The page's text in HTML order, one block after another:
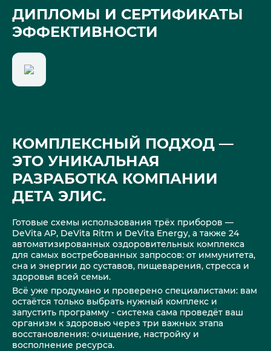
ДИПЛОМЫ И СЕРТИФИКАТЫ
ЭФФЕКТИВНОСТИ
КОМПЛЕКСНЫЙ ПОДХОД —
ЭТО УНИКАЛЬНАЯ
РАЗРАБОТКА КОМПАНИИ
ДЕТА ЭЛИС.
Готовые схемы использования трёх приборов —
DeVita AP, DeVita Ritm и DeVita Energy, а также 24
автоматизированных оздоровительных комплекса
для самых востребованных запросов: от иммунитета,
сна и энергии до суставов, пищеварения, стресса и
здоровья всей семьи.
Всё уже продумано и проверено специалистами: вам
остаётся только выбрать нужный комплекс и
запустить программу - система сама проведёт ваш
организм к здоровью через три важных этапа
восстановления: очищение, настройку и
восполнение ресурса.